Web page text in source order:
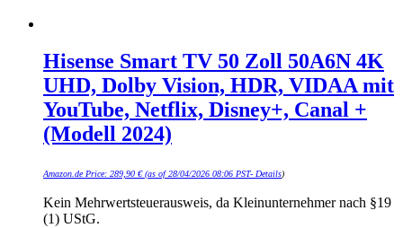
Hisense Smart TV 50 Zoll 50A6N 4K
UHD, Dolby Vision, HDR, VIDAA mit
YouTube, Netflix, Disney+, Canal +
(Modell 2024)
Amazon.de Price: 289,90 €(as of 28/04/2026 08:06 PST- Details)
Kein Mehrwertsteuerausweis, da Kleinunternehmer nach §19
(1) UStG.